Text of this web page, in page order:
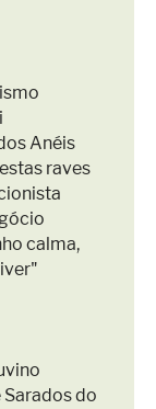
Anéis
raves
calma,
Sarados do